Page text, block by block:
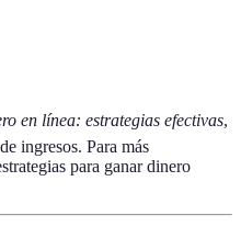
en línea: estrategias efectivas,
ingresos. Para más
para ganar dinero